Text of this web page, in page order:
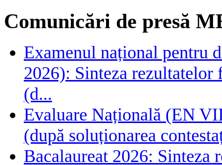
Comunicări de presă
Examenul național pentru
2026): Sinteza rezultatelor
(d...
Evaluare Națională (EN
(după soluționarea
Bacalaureat 2026: